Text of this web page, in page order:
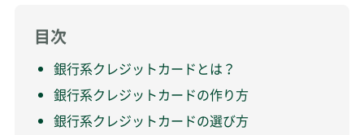
目次
銀行系クレジットカードとは？
銀行系クレジットカードの作り方
銀行系クレジットカードの選び方